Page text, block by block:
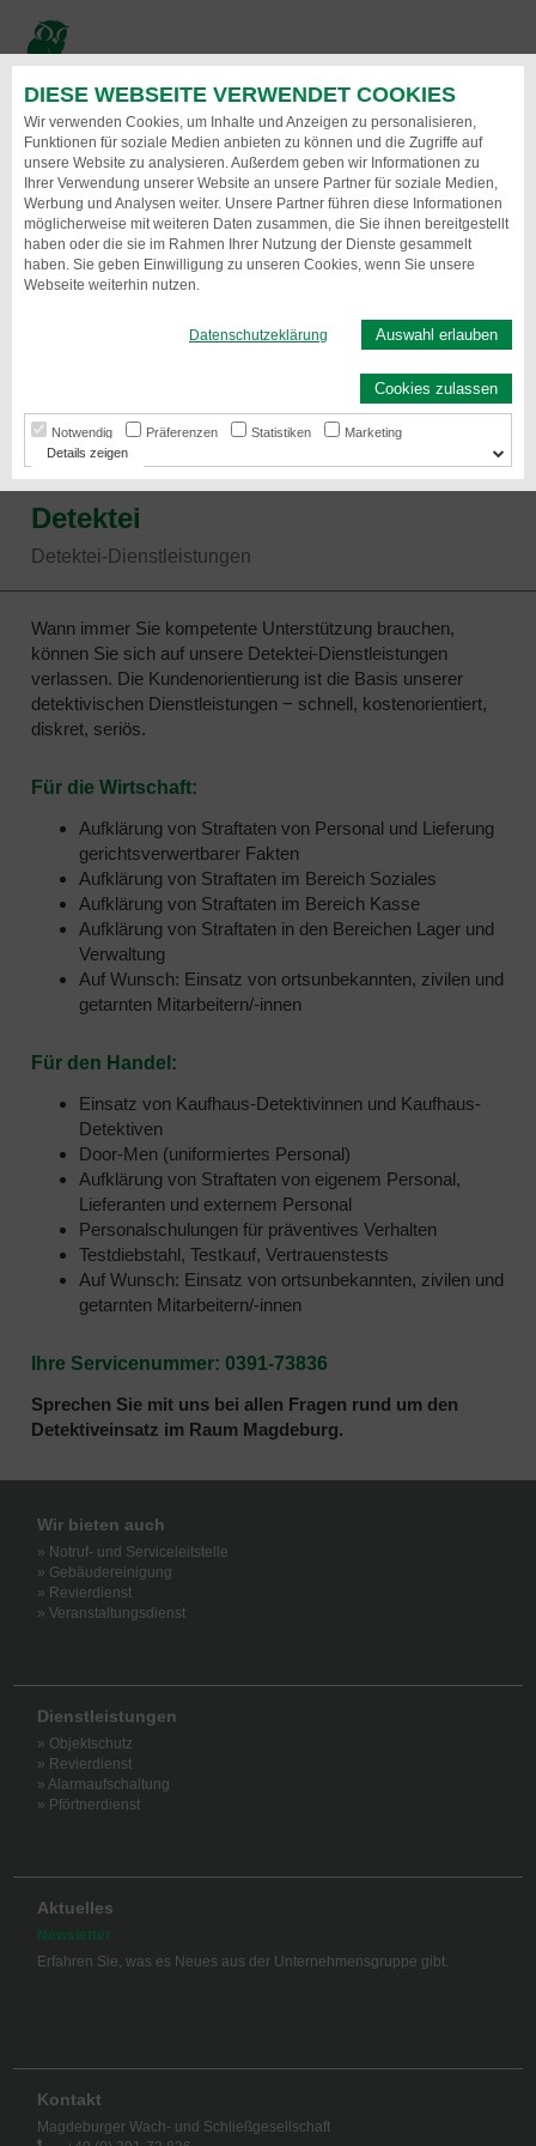
DIESE WEBSEITE VERWENDET COOKIES
Wir verwenden Cookies, um Inhalte und Anzeigen zu personalisieren,
Funktionen für soziale Medien anbieten zu können und die Zugriffe auf
unsere Website zu analysieren. Außerdem geben wir Informationen zu
Ihrer Verwendung unserer Website an unsere Partner für soziale Medien,
Werbung und Analysen weiter. Unsere Partner führen diese Informationen
möglicherweise mit weiteren Daten zusammen, die Sie ihnen bereitgestellt
haben oder die sie im Rahmen Ihrer Nutzung der Dienste gesammelt
haben. Sie geben Einwilligung zu unseren Cookies, wenn Sie unsere
Webseite weiterhin nutzen.
Datenschutzeklärung Auswahl erlauben
Cookies zulassen
Notwendig Präferenzen Statistiken
Marketing
Details
zum
Inhalt
schnell, kostenorientiert, diskret, seriös
Detektei
Detektei-Dienstleistungen
Wann immer Sie kompetente Unterstützung brauchen,
können Sie sich auf unsere Detektei-Dienstleistungen
verlassen. Die Kundenorientierung ist die Basis unserer
detektivischen Dienstleistungen − schnell, kostenorientiert,
diskret, seriös.
Für die Wirtschaft:
Aufklärung von Straftaten von Personal und Lieferung
gerichtsverwertbarer Fakten
Aufklärung von Straftaten im Bereich Soziales
Aufklärung von Straftaten im Bereich Kasse
Aufklärung von Straftaten in den Bereichen Lager und
Verwaltung
Auf Wunsch: Einsatz von ortsunbekannten, zivilen und
getarnten Mitarbeitern/-innen
Für den Handel:
Einsatz von Kaufhaus-Detektivinnen und Kaufhaus-
Detektiven
Door-Men (uniformiertes Personal)
Aufklärung von Straftaten von eigenem Personal,
Lieferanten und externem Personal
Personalschulungen für präventives Verhalten
Testdiebstahl, Testkauf, Vertrauenstests
Auf Wunsch: Einsatz von ortsunbekannten, zivilen und
getarnten Mitarbeitern/-innen
Ihre Servicenummer: 0391-73836
Sprechen Sie mit uns bei allen Fragen rund um den
Detektiveinsatz im Raum Magdeburg.
Wir bieten auch
» Notruf- und Serviceleitstelle
» Gebäudereinigung
» Revierdienst
» Veranstaltungsdienst
Dienstleistungen
» Objektschutz
» Revierdienst
» Alarmaufschaltung
» Pförtnerdienst
Aktuelles
Newsletter
Erfahren Sie, was es Neues aus der Unternehmensgruppe gibt.
Kontakt
Magdeburger Wach- und Schließgesellschaft